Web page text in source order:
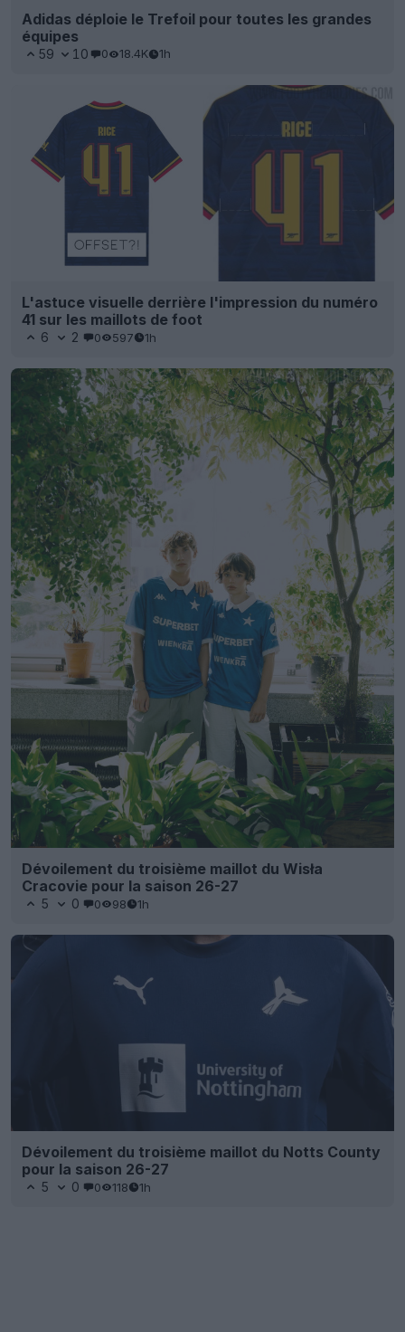
Adidas déploie le Trefoil pour toutes les grandes
équipes
59 10 0 18.4K 1h
L'astuce visuelle derrière l'impression du numéro
41 sur les maillots de foot
6 2 0 597 1h
Dévoilement du troisième maillot du Wisła
Cracovie pour la saison 26-27
5 0 0 98 1h
Dévoilement du troisième maillot du Notts County
pour la saison 26-27
5 0 0 118 1h